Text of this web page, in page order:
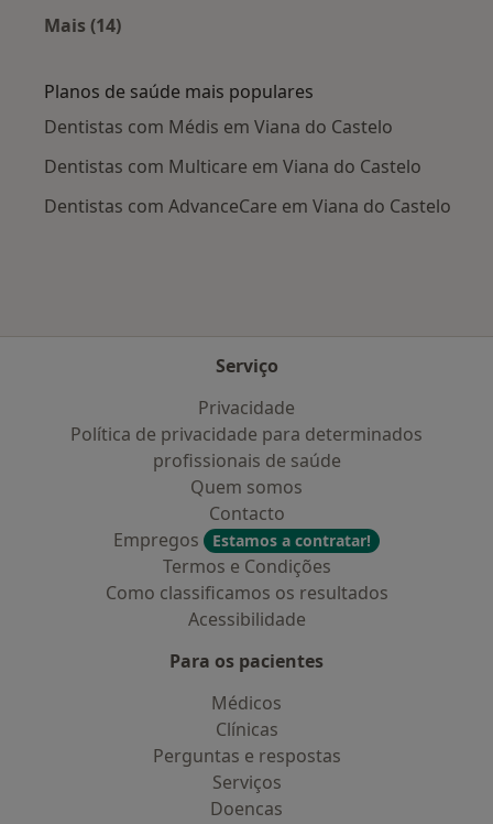
Mais (14)
Planos de saúde mais populares
Dentistas com Médis em Viana do Castelo
Dentistas com Multicare em Viana do Castelo
Dentistas com AdvanceCare em Viana do Castelo
Serviço
Privacidade
Política de privacidade para determinados
profissionais de saúde
Quem somos
Contacto
Empregos
Estamos a contratar!
Termos e Condições
Como classificamos os resultados
Acessibilidade
Para os pacientes
Médicos
Clínicas
Perguntas e respostas
Serviços
Doencas